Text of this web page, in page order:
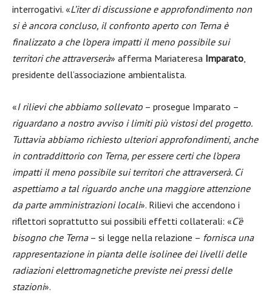
interrogativi. «L’iter di discussione e approfondimento non
si è ancora concluso, il confronto aperto con Terna è
finalizzato a che l’opera impatti il meno possibile sui
territori che attraverserà» afferma Mariateresa Imparato,
presidente dell’associazione ambientalista.
«I rilievi che abbiamo sollevato – prosegue Imparato –
riguardano a nostro avviso i limiti più vistosi del progetto.
Tuttavia abbiamo richiesto ulteriori approfondimenti, anche
in contraddittorio con Terna, per essere certi che l’opera
impatti il meno possibile sui territori che attraverserà. Ci
aspettiamo a tal riguardo anche una maggiore attenzione
da parte amministrazioni locali». Rilievi che accendono i
riflettori soprattutto sui possibili effetti collaterali: «C’è
bisogno che Terna– si legge nella relazione – fornisca una
rappresentazione in pianta delle isolinee dei livelli delle
radiazioni elettromagnetiche previste nei pressi delle
stazioni».